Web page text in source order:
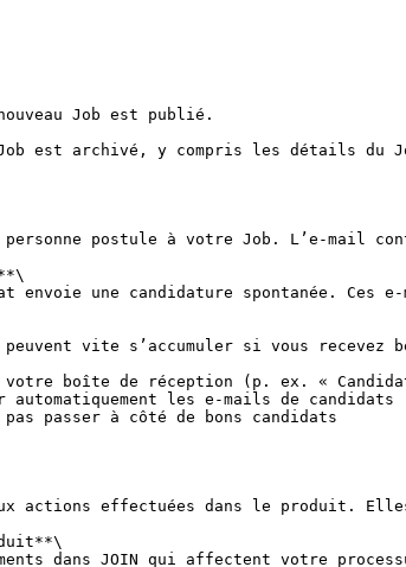
vite s’accumuler si vous recevez
boîte de réception (p. ex. «
les e-mails de candidats
passer à côté de bons candidats
actions effectuées dans le produit.